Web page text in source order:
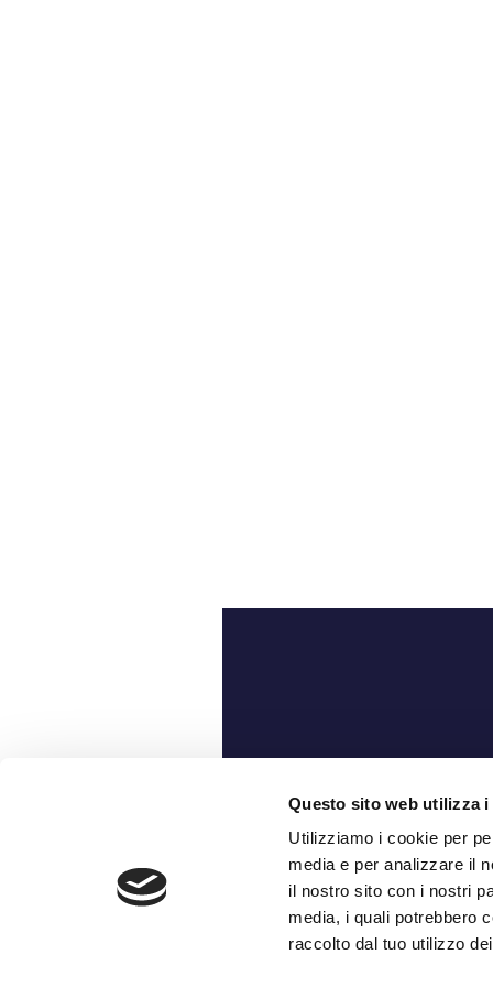
Questo sito web utilizza i
Utilizziamo i cookie per
media e per analizzare il
il nostro sito con i nostri
media, i quali potrebbero
raccolto dal tuo utilizzo